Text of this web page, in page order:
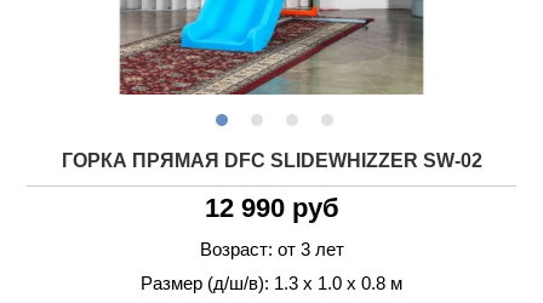
ГОРКА ПРЯМАЯ DFC SLIDEWHIZZER SW-02
12 990 руб
Возраст: от 3 лет
Размер (д/ш/в): 1.3 х 1.0 х 0.8 м